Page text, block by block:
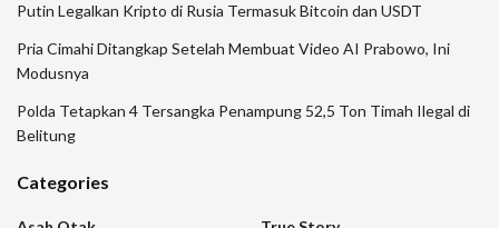
Putin Legalkan Kripto di Rusia Termasuk Bitcoin dan USDT
Pria Cimahi Ditangkap Setelah Membuat Video AI Prabowo, Ini
Modusnya
Polda Tetapkan 4 Tersangka Penampung 52,5 Ton Timah Ilegal di
Belitung
Categories